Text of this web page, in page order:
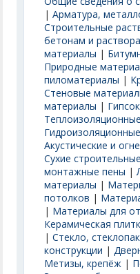
|Арматура,
Строительные
бетонам и
материалы |
Природные
пиломатериалы |
Стеновые
материалы |
Акустические и
Сухие
монтажные пены |
материалы |
потолков |
| Материалы для
Керамическая
|Стекло,
конструкции |
Метизы, крепёж |